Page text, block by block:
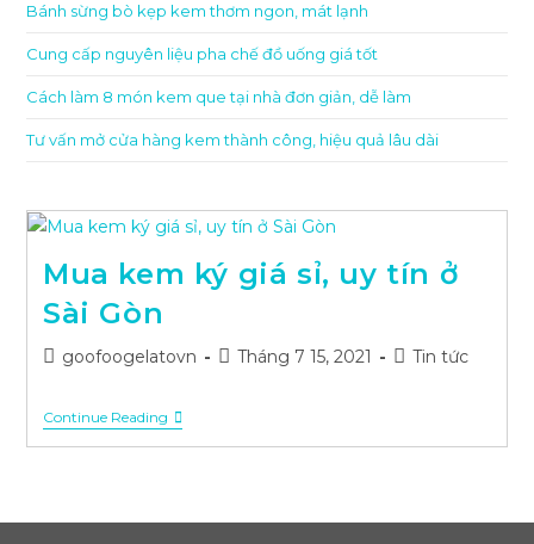
Bánh sừng bò kẹp kem thơm ngon, mát lạnh
Cung cấp nguyên liệu pha chế đồ uống giá tốt
Cách làm 8 món kem que tại nhà đơn giản, dễ làm
Tư vấn mở cửa hàng kem thành công, hiệu quả lâu dài
Mua kem ký giá sỉ, uy tín ở
Sài Gòn
Postgoofoogelatovn
PostTháng 7 15, 2021
PostTin tức
Continue ReadingMua
Kem